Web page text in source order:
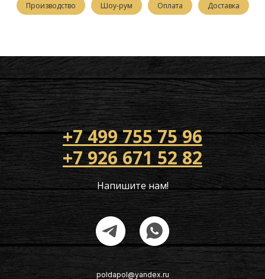
Производство Шоу-рум Оплата Доставка
+7 499 755 75 96
+7 926 671 52 82
Напишите нам!
poldapol@yandex.ru